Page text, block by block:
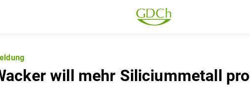
will mehr Siliciummetall